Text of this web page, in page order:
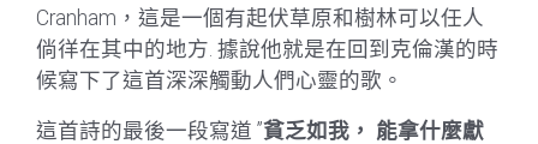
Cranham，這是一個有起伏草原和樹林可以任人
倘徉在其中的地方. 據說他就是在回到克倫漢的時
候寫下了這首深深觸動人們心靈的歌。
這首詩的最後一段寫道 ”貧乏如我， 能拿什麼獻